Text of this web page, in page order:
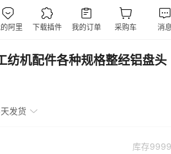
纺机配件各种规格整经铝盘头
发货
库存